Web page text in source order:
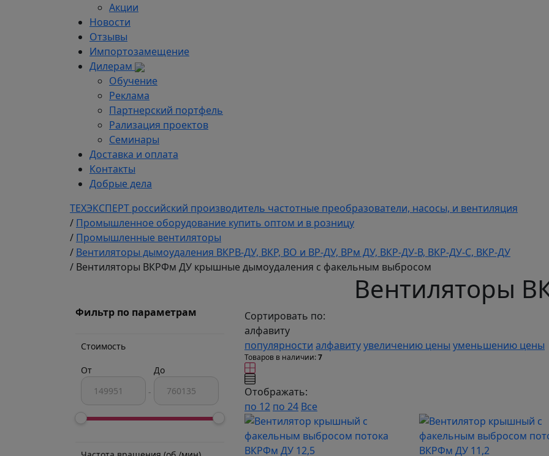
Акции
Новости
Отзывы
Импортозамещение
Дилерам
Обучение
Реклама
Партнерский портфель
Рализация проектов
Семинары
Доставка и оплата
Контакты
Добрые дела
ТЕХЭКСПЕРТ российский производитель частотные преобразователи, насосы, и вентиляция
/ Промышленное оборудование купить оптом и в розницу
/ Промышленные вентиляторы
/ Вентиляторы дымоудаления ВКРВ-ДУ, ВКР, ВО и ВР-ДУ, ВРм ДУ, ВКР-ДУ-В, ВКР-ДУ-С, ВКР-ДУ
/ Вентиляторы ВКРФм ДУ крышные дымоудаления с факельным выбросом
Фильтр по параметрам
Стоимость
От
-
До
Вентиляторы
Сортировать по:
алфавиту
популярности алфавитуувеличению цены уменьшению цены
Товаров в наличии:7
Отображать:
по 12 по 24 Все